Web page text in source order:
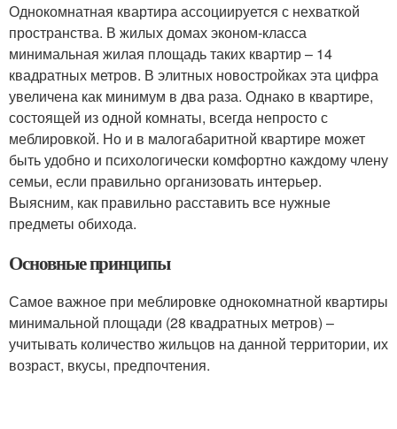
Однокомнатная квартира ассоциируется с нехваткой
пространства. В жилых домах эконом-класса
минимальная жилая площадь таких квартир – 14
квадратных метров. В элитных новостройках эта цифра
увеличена как минимум в два раза. Однако в квартире,
состоящей из одной комнаты, всегда непросто с
меблировкой. Но и в малогабаритной квартире может
быть удобно и психологически комфортно каждому члену
семьи, если правильно организовать интерьер.
Выясним, как правильно расставить все нужные
предметы обихода.
Основные принципы
Самое важное при меблировке однокомнатной квартиры
минимальной площади (28 квадратных метров) –
учитывать количество жильцов на данной территории, их
возраст, вкусы, предпочтения.